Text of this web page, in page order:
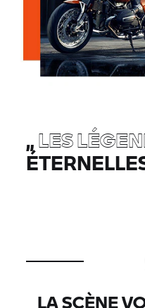
„LES
LA SCÈNE